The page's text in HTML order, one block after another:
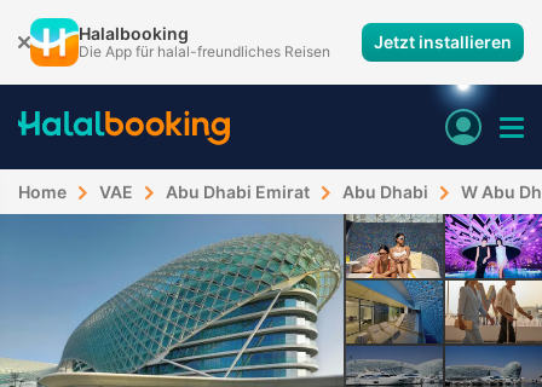
Halalbooking
Die App für halal-freundliches Reisen Jetzt installieren
Home VAE Abu Dhabi Emirat Abu Dhabi W Abu